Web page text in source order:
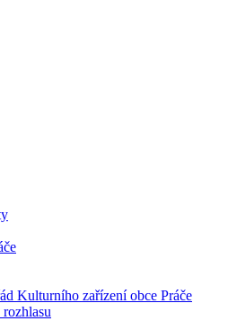
Kulturního zařízení obce Práče